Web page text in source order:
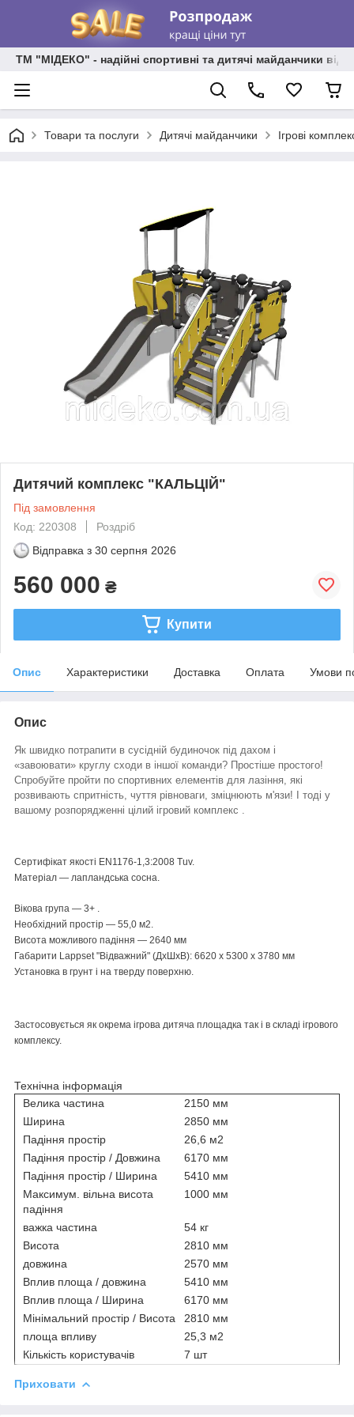
ТМ "МІДЕКО" - надійні спортивні та дитячі майданчики від
Товари та послуги Дитячі майданчики Ігрові
Дитячий комплекс "КАЛЬЦІЙ"
Під замовлення
Код: 220308
Роздріб
Відправка з 30 серпня 2026
560 000 ₴
Купити
Опис Характеристики Доставка Оплата Умови
Опис
Як швидко потрапити в сусідній будиночок під дахом і
«завоювати» круглу сходи в іншої команди? Простіше простого!
Спробуйте пройти по спортивних елементів для лазіння, які
розвивають спритність, чуття рівноваги, зміцнюють м'язи! І тоді у
вашому розпорядженні цілий ігровий комплекс .
Сертифікат якості EN1176-1,3:2008 Tuv.
Матеріал ― лапландська сосна.
Вікова група ― 3+ .
Необхідний простір ― 55,0 м2.
Висота можливого падіння ― 2640 мм
Габарити Lappset "Відважний" (ДхШхВ): 6620 х 5300 x 3780 мм
Установка в грунт і на тверду поверхню.
Застосовується як окрема ігрова дитяча площадка так і в складі ігрового
комплексу.
Технічна інформація
Велика частина
2150 мм
Ширина
2850 мм
Падіння простір
26,6 м2
Падіння простір / Довжина
6170 мм
Падіння простір / Ширина
5410 мм
Максимум. вільна висота
падіння
1000 мм
важка частина
54 кг
Висота
2810 мм
довжина
2570 мм
Вплив площа / довжина
5410 мм
Вплив площа / Ширина
6170 мм
Мінімальний простір / Висота
2810 мм
площа впливу
25,3 м2
Кількість користувачів
7 шт
Приховати